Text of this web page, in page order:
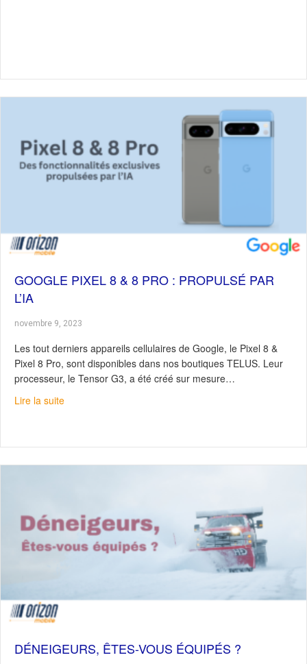
GOOGLE PIXEL 8 & 8 PRO : PROPULSÉ PAR
L’IA
novembre 9, 2023
Les tout derniers appareils cellulaires de Google, le Pixel 8 &
Pixel 8 Pro, sont disponibles dans nos boutiques TELUS. Leur
processeur, le Tensor G3, a été créé sur mesure…
Lire la suiteabout Google Pixel 8 & 8 Pro : Propulsé par l’IA
DÉNEIGEURS, ÊTES-VOUS ÉQUIPÉS ?